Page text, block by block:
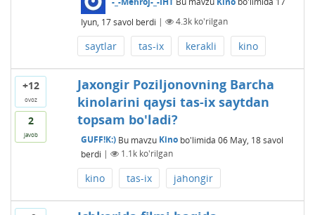
Iyun, 17 savol berdi | 4.3kko'rilgan
saytlar tas-ix kerakli kino
+12
ovoz
2
javob
Jaxongir Poziljonovning Barcha
kinolarini qaysi tas-ix saytdan
topsam bo'ladi?
GUFF!K:) Bu mavzu Kinobo'limida 06 May, 18 savol
berdi | 1.1kko'rilgan
kino tas-ix jahongir